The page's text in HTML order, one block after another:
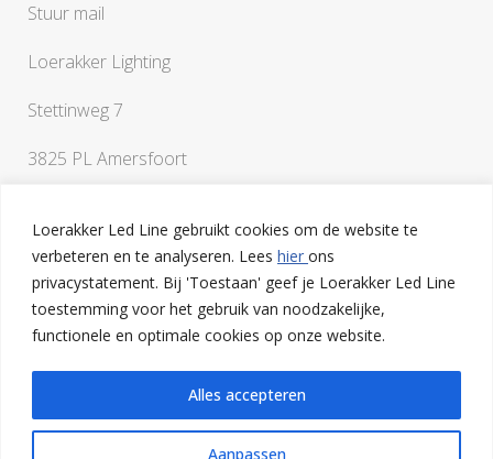
Loerakker Led Line gebruikt cookies om de website te
verbeteren en te analyseren. Lees hier ons
privacystatement. Bij 'Toestaan' geef je Loerakker Led Line
toestemming voor het gebruik van noodzakelijke,
functionele en optimale cookies op onze website.
Aanpassen
Alles accepteren
Stuur mail
Loerakker Lighting
Stettinweg 7
3825 PL Amersfoort
Als je vragen hebt of een klankbord nodig hebt bij het
uitwerken van je ideeën, ben je van harte welkom op onze
lichtstudio in Amersfoort